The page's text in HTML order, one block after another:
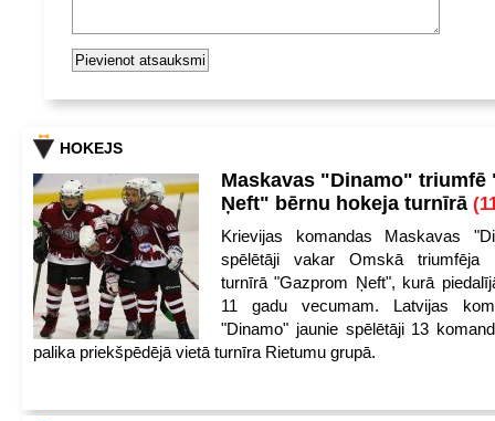
HOKEJS
Maskavas "Dinamo" triumfē
Ņeft" bērnu hokeja turnīrā
Krievijas komandas Maskavas
spēlētāji vakar Omskā triumfēja
turnīrā "Gazprom Ņeft", kurā
11 gadu vecumam. Latvijas
"Dinamo" jaunie spēlētāji 13
palika priekšpēdējā vietā turnīra Rietumu grupā.